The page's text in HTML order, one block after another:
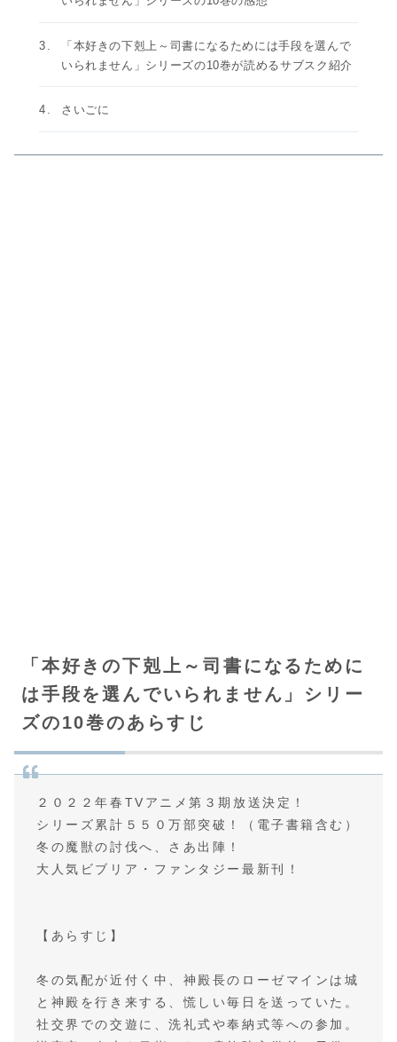
「本好きの下剋上～司書になるためには手段を選んで
いられません」シリーズの10巻が読めるサブスク紹介
さいごに
「本好きの下剋上～司書になるために
は手段を選んでいられません」シリー
ズの10巻のあらすじ
２０２２年春TVアニメ第３期放送決定！
シリーズ累計５５０万部突破！（電子書籍含む）
冬の魔獣の討伐へ、さあ出陣！
大人気ビブリア・ファンタジー最新刊！
【あらすじ】
冬の気配が近付く中、神殿長のローゼマインは城
と神殿を行き来する、慌しい毎日を送っていた。
社交界での交遊に、洗礼式や奉納式等への参加。